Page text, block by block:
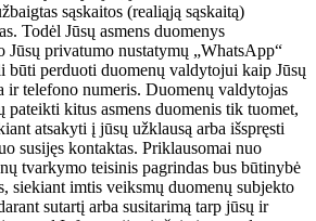
sąskaitos (realiąją sąskaitą)
Todėl Jūsų asmens duomenys
Jūsų privatumo nustatymų „WhatsApp“
būti perduoti duomenų valdytojui kaip Jūsų
ir telefono numeris. Duomenų valdytojas
pateikti kitus asmens duomenis tik tuomet,
atsakyti į jūsų užklausą arba išspręsti
susijęs kontaktas. Priklausomai nuo
tvarkymo teisinis pagrindas bus būtinybė
siekiant imtis veiksmų duomenų subjekto
sutartį arba susitarimą tarp jūsų ir